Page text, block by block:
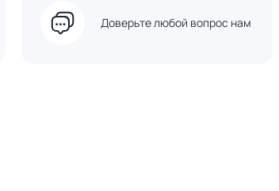
Доверьте любой вопрос нам